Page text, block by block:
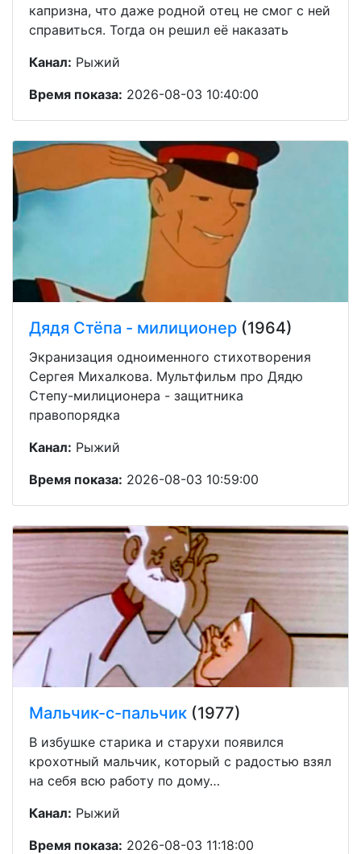
капризна, что даже родной отец не смог с ней
справиться. Тогда он решил её наказать
Канал: Рыжий
Время показа: 2026-08-03 10:40:00
Дядя Стёпа - милиционер (1964)
Экранизация одноименного стихотворения
Сергея Михалкова. Мультфильм про Дядю
Степу-милиционера - защитника
правопорядка
Канал: Рыжий
Время показа: 2026-08-03 10:59:00
Мальчик-с-пальчик (1977)
В избушке старика и старухи появился
крохотный мальчик, который c радостью взял
на себя всю работу по дому…
Канал: Рыжий
Время показа: 2026-08-03 11:18:00